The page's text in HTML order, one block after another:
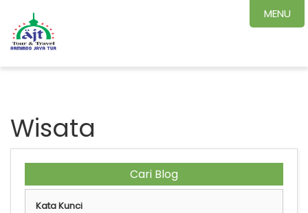
Wisata
Cari Blog
Kata Kunci
MENU